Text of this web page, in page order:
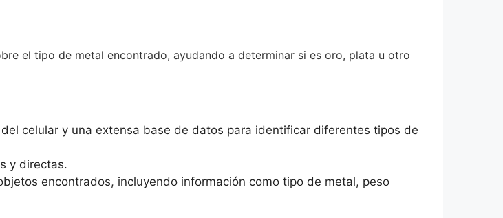
el tipo de metal encontrado, ayudando a determinar si es oro, plata u otro
celular y una extensa base de datos para identificar diferentes tipos de
y directas.
encontrados, incluyendo información como tipo de metal, peso